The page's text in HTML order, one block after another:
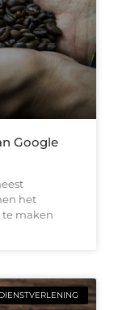
Google
het
te maken